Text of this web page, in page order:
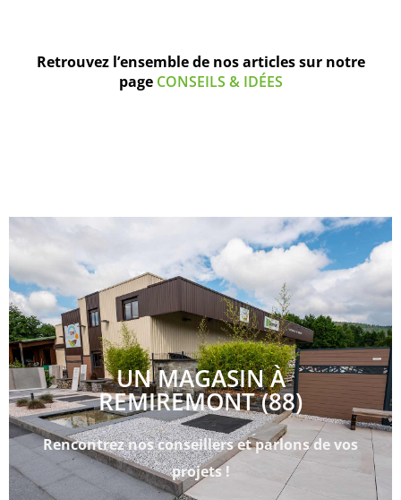
Retrouvez l’ensemble de nos articles sur notre
page CONSEILS & IDÉES
UN MAGASIN À
REMIREMONT (88)
Rencontrez nos conseillers et parlons de vos
projets !